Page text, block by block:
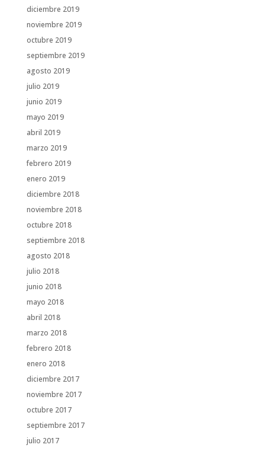
diciembre 2019
noviembre 2019
octubre 2019
septiembre 2019
agosto 2019
julio 2019
junio 2019
mayo 2019
abril 2019
marzo 2019
febrero 2019
enero 2019
diciembre 2018
noviembre 2018
octubre 2018
septiembre 2018
agosto 2018
julio 2018
junio 2018
mayo 2018
abril 2018
marzo 2018
febrero 2018
enero 2018
diciembre 2017
noviembre 2017
octubre 2017
septiembre 2017
julio 2017